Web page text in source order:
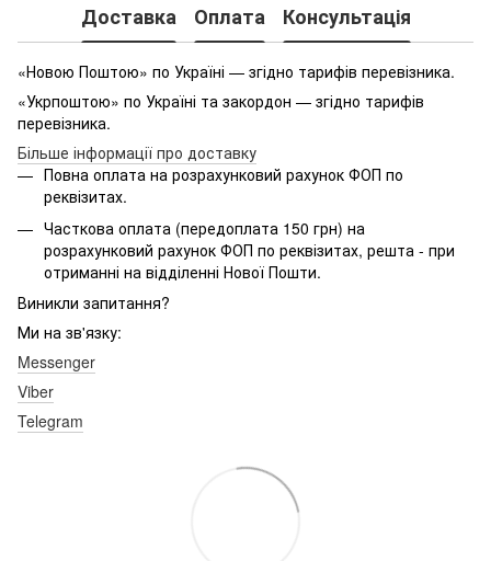
Доставка Оплата Консультація
«Новою Поштою» по Україні — згідно тарифів перевізника.
«Укрпоштою» по Україні та закордон — згідно тарифів
перевізника.
Більше інформації про доставку
Повна оплата на розрахунковий рахунок ФОП по
реквізитах.
Часткова оплата (передоплата 150 грн) на
розрахунковий рахунок ФОП по реквізитах, решта - при
отриманні на відділенні Нової Пошти.
Виникли запитання?
Ми на зв'язку:
Messenger
Viber
Telegram